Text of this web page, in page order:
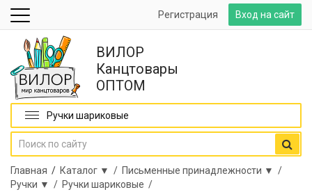
Вход на сайт
Регистрация
ВИЛОР
Канцтовары
ОПТОМ
Ручки шариковые
Главная / Каталог ▼ / Письменные принадлежности ▼ /
Ручки ▼ / Ручки шариковые /